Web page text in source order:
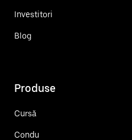
Investitori
Blog
Produse
Cursă
Condu